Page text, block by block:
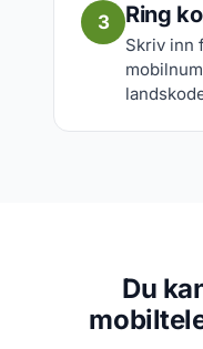
3 Ring
Skriv inn
Du